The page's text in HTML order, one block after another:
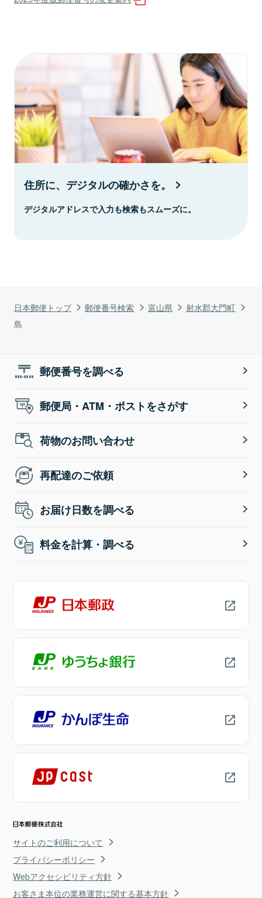
日本郵便トップ 郵便番号検索 富山県
射水郡大門町
島
住所に、デジタルの確かさを。
デジタルアドレスで入力も検索もスムーズに。
郵便番号を調べる
郵便局・ATM・ポストをさがす
荷物のお問い合わせ
再配達のご依頼
お届け日数を調べる
料金を計算・調べる
サイトのご利用について
プライバシーポリシー
Webアクセシビリティ方針
お客さま本位の業務運営に関する基本方針